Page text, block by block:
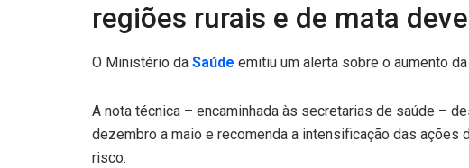
regiões rurais e de mata
O Ministério da Saúde emitiu um alerta sobre o aumento
A nota técnica – encaminhada às secretarias de saúde –
dezembro a maio e recomenda a intensificação das
risco.